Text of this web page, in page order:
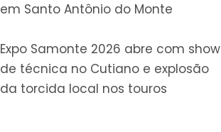
em Santo Antônio do Monte
Expo Samonte 2026 abre com show
de técnica no Cutiano e explosão
da torcida local nos touros